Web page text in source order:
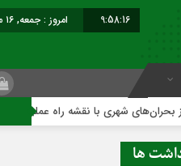
9:58:17 امروز : جمعه, ۱۶ مرداد , ۱۴۰۵
با نقشه راه عملیاتی
ها